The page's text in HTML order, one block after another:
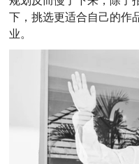
下，挑选更适合自己的作
业。